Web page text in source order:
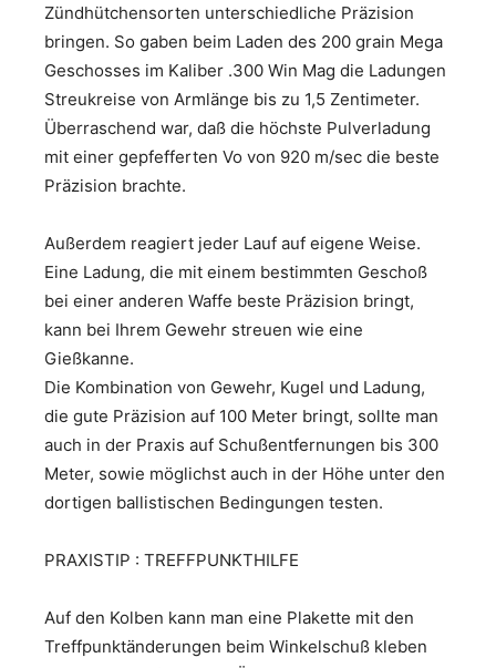
Zündhütchensorten unterschiedliche Präzision
bringen. So gaben beim Laden des 200 grain Mega
Geschosses im Kaliber .300 Win Mag die Ladungen
Streukreise von Armlänge bis zu 1,5 Zentimeter.
Überraschend war, daß die höchste Pulverladung
mit einer gepfefferten Vo von 920 m/sec die beste
Präzision brachte.
Außerdem reagiert jeder Lauf auf eigene Weise.
Eine Ladung, die mit einem bestimmten Geschoß
bei einer anderen Waffe beste Präzision bringt,
kann bei Ihrem Gewehr streuen wie eine
Gießkanne.
Die Kombination von Gewehr, Kugel und Ladung,
die gute Präzision auf 100 Meter bringt, sollte man
auch in der Praxis auf Schußentfernungen bis 300
Meter, sowie möglichst auch in der Höhe unter den
dortigen ballistischen Bedingungen testen.
PRAXISTIP : TREFFPUNKTHILFE
Auf den Kolben kann man eine Plakette mit den
Treffpunktänderungen beim Winkelschuß kleben